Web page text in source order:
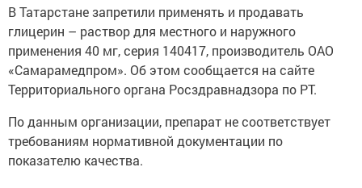
В Татарстане запретили применять и продавать
глицерин – раствор для местного и наружного
применения 40 мг, серия 140417, производитель ОАО
«Самарамедпром». Об этом сообщается на сайте
Территориального органа Росздравнадзора по РТ.
По данным организации, препарат не соответствует
требованиям нормативной документации по
показателю качества.